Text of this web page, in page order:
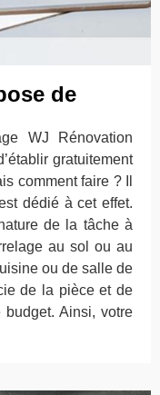
de
WJ Rénovation
gratuitement
comment faire ? Il
dédié à cet effet.
de la tâche à
au sol ou au
ou de salle de
de la pièce et de
budget. Ainsi, votre